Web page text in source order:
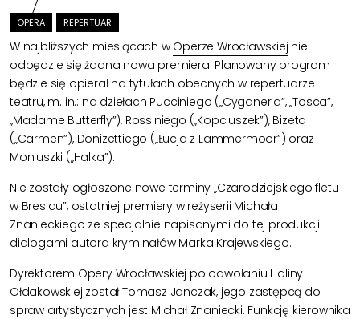
OPERA REPERTUAR
W najbliższych miesiącach w Operze Wrocławskiej nie
odbędzie się żadna nowa premiera. Planowany program
będzie się opierał na tytułach obecnych w repertuarze
teatru, m. in.: na dziełach Pucciniego („Cyganeria”, „Tosca”,
„Madame Butterfly”), Rossiniego („Kopciuszek”), Bizeta
(„Carmen”), Donizettiego („Łucja z Lammermoor”) oraz
Moniuszki („Halka”).
Nie zostały ogłoszone nowe terminy „Czarodziejskiego fletu
w Breslau”, ostatniej premiery w reżyserii Michała
Znanieckiego ze specjalnie napisanymi do tej produkcji
dialogami autora kryminałów Marka Krajewskiego.
Dyrektorem Opery Wrocławskiej po odwołaniu Haliny
Ołdakowskiej został Tomasz Janczak, jego zastępcą do
spraw artystycznych jest Michał Znaniecki. Funkcję kierownika